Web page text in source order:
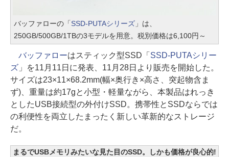
バッファローの「SSD-PUTAシリーズ」は、
250GB/500GB/1TBの3モデルを用意。税別価格は6,100円～
バッファローはスティック型SSD「 SSD-PUTAシリー
ズ 」を11月11日に発表、11月28日より販売を開始した。
サイズは23×11×68.2mm(幅×奥行き×高さ、突起物含ま
ず)、重量は約17gと小型・軽量ながら、本製品はれっき
としたUSB接続型の外付けSSD。携帯性とSSDならでは
の利便性を両立したまったく新しい革新的なストレージ
だ。
まるでUSBメモリみたいな見た目のSSD。しかも価格が良心的!